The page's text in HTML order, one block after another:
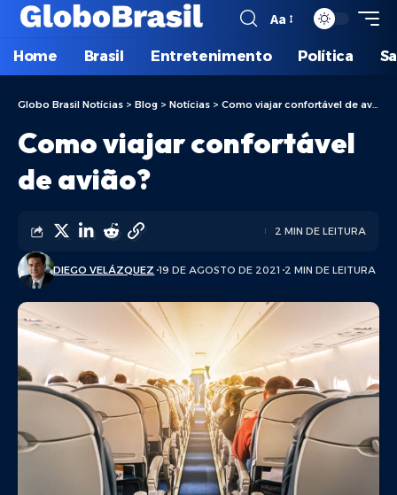
Aa
Home Brasil Entretenimento Política
Globo Brasil Notícias > Blog > Notícias > Como viajar confortável de avião?
Como viajar confortável
de avião?
DIEGO VELÁZQUEZ 19 DE AGOSTO DE 2021 2 MIN DE LEITURA
2 MIN DE LEITURA